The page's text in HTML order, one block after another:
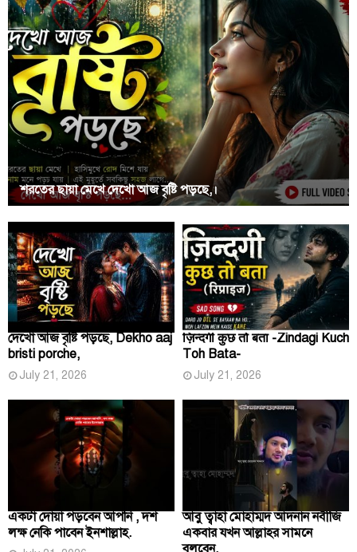
শরতের ছায়া মেখে দেখো আজ বৃষ্টি পড়ছে,।
দেখো আজ বৃষ্টি পড়ছে, Dekho aaj
bristi porche,
July 21, 2026
ज़िन्दगी कुछ तो बता -Zindagi Kuch
Toh Bata-
July 21, 2026
একটা দোয়া পড়বেন আপনি , দশ
লক্ষ নেকি পাবেন ইনশাল্লাহ.
আবু ত্বাহা মোহাম্মদ আদনান নবীজি
একবার যখন আল্লাহর সামনে
বলবেন,